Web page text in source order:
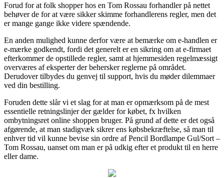
Forud for at folk shopper hos en Tom Rossau forhandler på nettet
behøver de for at være sikker skimme forhandlerens regler, men det
er mange gange ikke videre spændende.
En anden mulighed kunne derfor være at bemærke om e-handlen er
e-mærke godkendt, fordi det generelt er en sikring om at e-firmaet
efterkommer de opstillede regler, samt at hjemmesiden regelmæssigt
overværes af eksperter der behersker reglerne på området.
Derudover tilbydes du genvej til support, hvis du møder dilemmaer
ved din bestilling.
Foruden dette slår vi et slag for at man er opmærksom på de mest
essentielle retningslinjer der gælder for købet, fx hvilken
ombytningsret online shoppen bruger. På grund af dette er det også
afgørende, at man stadigvæk sikrer ens købsbekræftelse, så man til
enhver tid vil kunne bevise sin ordre af Pencil Bordlampe Gul/Sort –
Tom Rossau, uanset om man er på udkig efter et produkt til en herre
eller dame.